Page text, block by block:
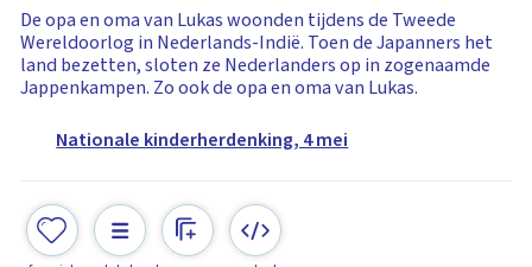
De opa en oma van Lukas woonden tijdens de Tweede
Wereldoorlog in Nederlands-Indië. Toen de Japanners het
land bezetten, sloten ze Nederlanders op in zogenaamde
Jappenkampen. Zo ook de opa en oma van Lukas.
Nationale kinderherdenking, 4 mei